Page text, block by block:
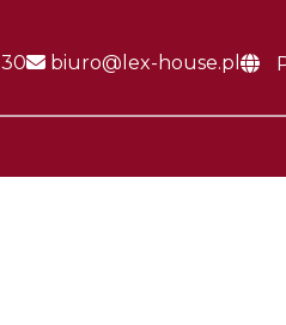
biuro@lex-house.pl